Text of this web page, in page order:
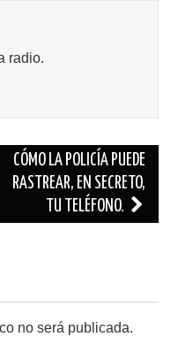
radio.
CÓMO LA POLICÍA PUEDE
RASTREAR, EN SECRETO,
TU TELÉFONO.
no será publicada.